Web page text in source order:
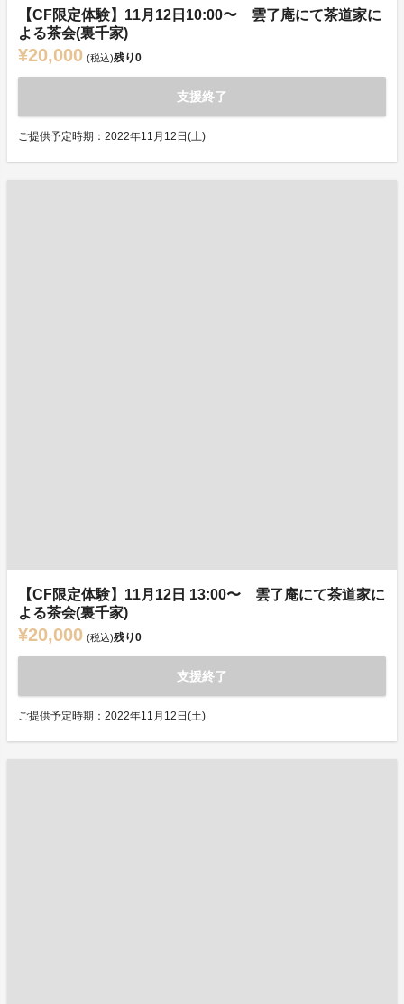
【CF限定体験】11月12日10:00〜 雲了庵にて茶道家に
よる茶会(裏千家)
¥20,000 (税込)残り0
支援終了
ご提供予定時期：2022年11月12日(土)
【CF限定体験】11月12日 13:00〜 雲了庵にて茶道家に
よる茶会(裏千家)
¥20,000 (税込)残り0
支援終了
ご提供予定時期：2022年11月12日(土)